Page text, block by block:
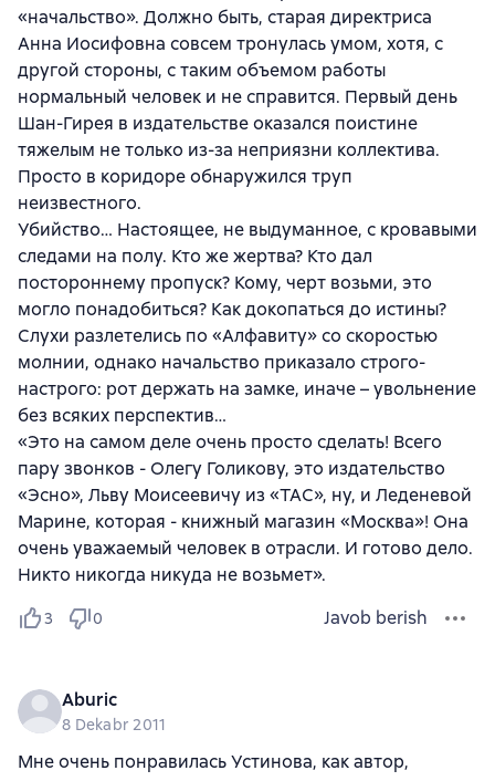
«начальство». Должно быть, старая директриса
Анна Иосифовна совсем тронулась умом, хотя, с
другой стороны, с таким объемом работы
нормальный человек и не справится. Первый день
Шан-Гирея в издательстве оказался поистине
тяжелым не только из-за неприязни коллектива.
Просто в коридоре обнаружился труп
неизвестного.
Убийство… Настоящее, не выдуманное, с кровавыми
следами на полу. Кто же жертва? Кто дал
постороннему пропуск? Кому, черт возьми, это
могло понадобиться? Как докопаться до истины?
Слухи разлетелись по «Алфавиту» со скоростью
молнии, однако начальство приказало строго-
настрого: рот держать на замке, иначе – увольнение
без всяких перспектив…
«Это на самом деле очень просто сделать! Всего
пару звонков - Олегу Голикову, это издательство
«Эсно», Льву Моисеевичу из «ТАС», ну, и Леденевой
Марине, которая - книжный магазин «Москва»! Она
очень уважаемый человек в отрасли. И готово дело.
Никто никогда никуда не возьмет».
3 0 Javob berish
Aburic
8 Dekabr 2011
Мне очень понравилась Устинова, как автор,